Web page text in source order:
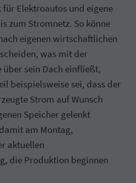
Elektroautos und eigene
zum Stromnetz. So könne
eigenen wirtschaftlichen
was mit der
über sein Dach einfließt,
beispielsweise sei, dass der
Strom auf Wunsch
Speicher gelenkt
am Montag,
aktuellen
die Produktion beginnen